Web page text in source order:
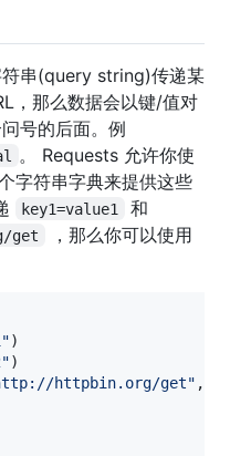
串(query string)传递某
，那么数据会以键/值对
号的后面。例
。 Requests 允许你使
字符串字典来提供这些
key1=value1 和
get
，那么你可以使用
httpbin.org/get" ,